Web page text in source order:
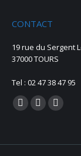
CONTACT
19 rue du Sergent
37000 TOURS
Tel : 02 47 38 47 95
Trouvez nous sur :
La
La
La